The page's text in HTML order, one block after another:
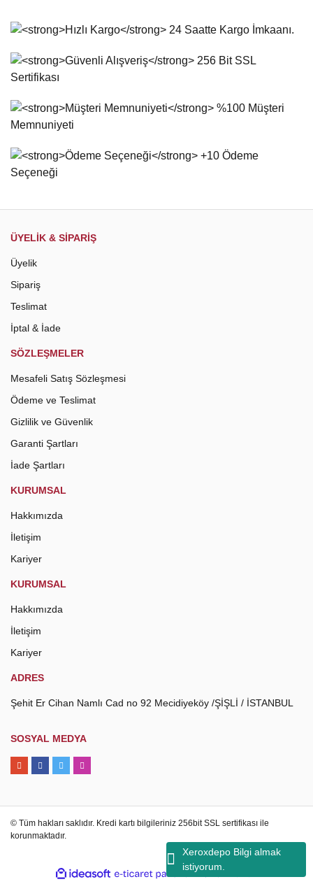
Xeroxdepo Bilgi almak
istiyorum.
Görüş ve önerileriniz için teşekkür ederiz.
Ürün resmi kalitesiz, bozuk veya görüntülenemiyor.
Ürün açıklamasında eksik bilgiler bulunuyor.
Ürün fiyatı diğer sitelerden daha pahalı.
ÜYELİK & SİPARİŞ
Üyelik
Sipariş
Teslimat
İptal & İade
SÖZLEŞMELER
Mesafeli Satış Sözleşmesi
Ödeme ve Teslimat
Gizlilik ve Güvenlik
Garanti Şartları
İade Şartları
KURUMSAL
Hakkımızda
İletişim
Kariyer
KURUMSAL
Hakkımızda
İletişim
Kariyer
ADRES
Şehit Er Cihan Namlı Cad no 92 Mecidiyeköy /ŞİŞLİ / İSTANBUL
SOSYAL MEDYA
© Tüm hakları saklıdır. Kredi kartı bilgileriniz 256bit SSL sertifikası ile
korunmaktadır.
ideasoft
e-